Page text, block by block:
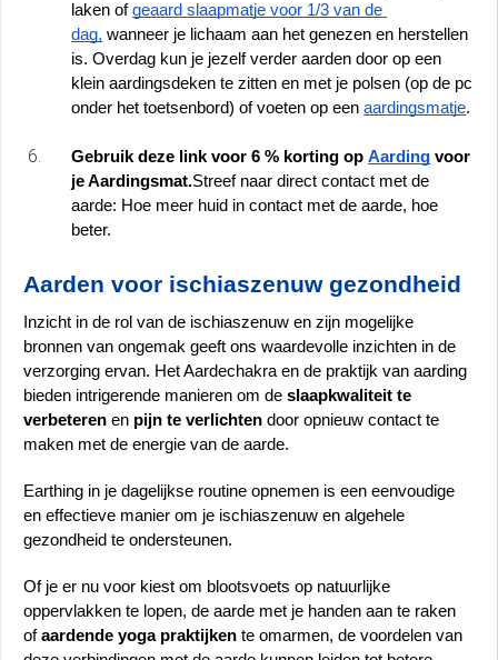
laken of geaard slaapmatje voor 1/3 van de
dag, wanneer je lichaam aan het genezen en herstellen
is. Overdag kun je jezelf verder aarden door op een
klein aardingsdeken te zitten en met je polsen (op de pc
onder het toetsenbord) of voeten op een aardingsmatje.
Gebruik deze link voor 6 % korting op Aarding voor
je Aardingsmat.Streef naar direct contact met de
aarde: Hoe meer huid in contact met de aarde, hoe
beter.
Aarden voor ischiaszenuw gezondheid
Inzicht in de rol van de ischiaszenuw en zijn mogelijke
bronnen van ongemak geeft ons waardevolle inzichten in de
verzorging ervan. Het Aardechakra en de praktijk van aarding
bieden intrigerende manieren om de slaapkwaliteit te
verbeteren en pijn te verlichten door opnieuw contact te
maken met de energie van de aarde.
Earthing in je dagelijkse routine opnemen is een eenvoudige
en effectieve manier om je ischiaszenuw en algehele
gezondheid te ondersteunen.
Of je er nu voor kiest om blootsvoets op natuurlijke
oppervlakken te lopen, de aarde met je handen aan te raken
of aardende yoga praktijken te omarmen, de voordelen van